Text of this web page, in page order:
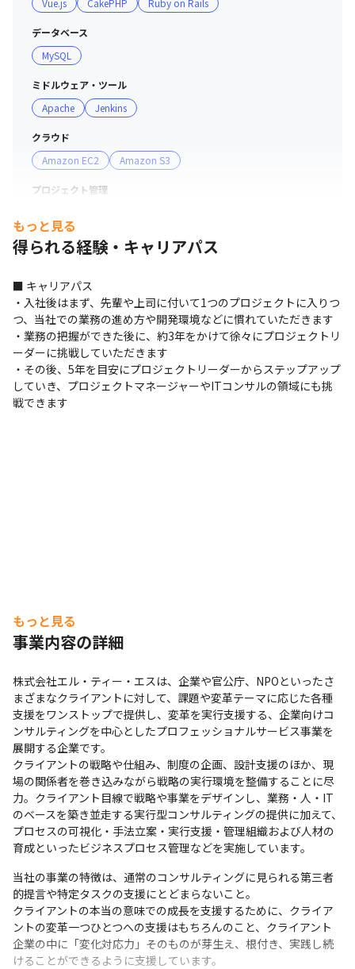
とが出来ます。
Vue.js CakePHP Ruby on Rails
データベース
MySQL
ミドルウェア・ツール
Apache
Jenkins
クラウド
Amazon EC2
Amazon S3
プロジェクト管理
もっと見る
得られる経験・キャリアパス
■ キャリアパス
・入社後はまず、先輩や上司に付いて1つのプロジェクトに入りつ
つ、当社での業務の進め方や開発環境などに慣れていただきます
・業務の把握ができた後に、約3年をかけて徐々にプロジェクトリ
ーダーに挑戦していただきます
・その後、5年を目安にプロジェクトリーダーからステップアップ
していき、プロジェクトマネージャーやITコンサルの領域にも挑
戦できます
もっと見る
事業内容の詳細
株式会社エル・ティー・エスは、企業や官公庁、NPOといったさ
まざまなクライアントに対して、課題や変革テーマに応じた各種
支援をワンストップで提供し、変革を実行支援する、企業向けコ
ンサルティングを中心としたプロフェッショナルサービス事業を
展開する企業です。
クライアントの戦略や仕組み、制度の企画、設計支援のほか、現
場の関係者を巻き込みながら戦略の実行環境を整備することに尽
力。クライアント目線で戦略や事業をデザインし、業務・人・IT
のベースを築き並走する実行型コンサルティングの提供に加えて、
プロセスの可視化・手法立案・実行支援・管理組織および人材の
育成といったビジネスプロセス管理などを実施しています。
当社の事業の特徴は、通常のコンサルティングに見られる第三者
的提言や特定タスクの支援にとどまらないこと。
クライアントの本当の意味での成長を支援するために、クライア
ントの変革一つひとつへの支援はもちろんのこと、クライアント
企業の中に「変化対応力」そのものが芽生え、根付き、実践し続
けることができるように支援しています。